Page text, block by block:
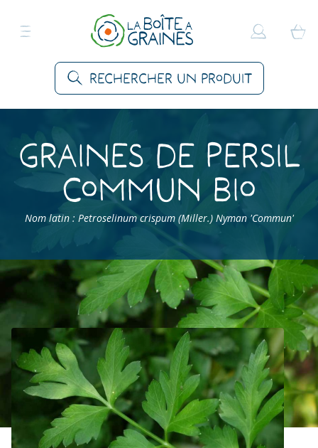
Rechercher un produit
Graines de Persil
commun Bio
Nom latin : Petroselinum crispum (Miller.) Nyman 'Commun'
Accueil Produits > Graines Aromatiques > Persils
>
Persil commun Bio